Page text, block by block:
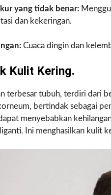
yang tidak benar:
dan kekeringan.
Cuaca dingin dan
Kulit Kering.
terbesar tubuh, terdiri dari
bertindak sebagai
menyebabkan
Ini menghasilkan kulit